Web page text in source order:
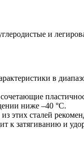
и
в
ниже –40 °C.
сталей
к затягиванию и